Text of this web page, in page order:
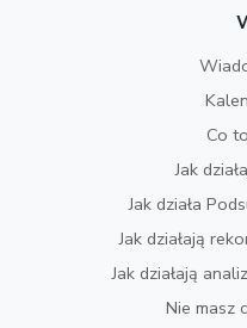
Co
Jak
Jak działa
Jak działają
Jak działają
Nie masz